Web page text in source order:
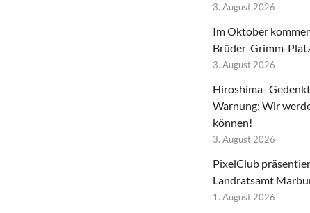
3. August 2026
Im Oktober
Brüder-Grimm-
3. August 2026
Hiroshima-
Warnung: Wir
können!
3. August 2026
PixelClub
Landratsamt
1. August 2026